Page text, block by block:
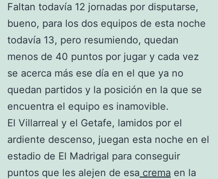
Faltan todavía 12 jornadas por disputarse,
bueno, para los dos equipos de esta noche
todavía 13, pero resumiendo, quedan
menos de 40 puntos por jugar y cada vez
se acerca más ese día en el que ya no
quedan partidos y la posición en la que se
encuentra el equipo es inamovible.
El Villarreal y el Getafe, lamidos por el
ardiente descenso, juegan esta noche en el
estadio de El Madrigal para conseguir
puntos que les alejen de esa crema en la